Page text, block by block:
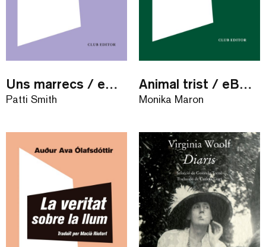
Uns marrecs / eBook
Patti Smith
Animal trist / eBook
Monika Maron